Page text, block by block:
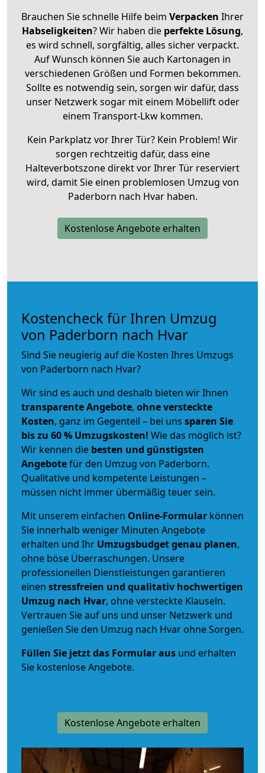
Brauchen Sie schnelle Hilfe beim Verpacken Ihrer
Habseligkeiten? Wir haben die perfekte Lösung,
es wird schnell, sorgfältig, alles sicher verpackt.
Auf Wunsch können Sie auch Kartonagen in
verschiedenen Größen und Formen bekommen.
Sollte es notwendig sein, sorgen wir dafür, dass
unser Netzwerk sogar mit einem Möbellift oder
einem Transport-Lkw kommen.
Kein Parkplatz vor Ihrer Tür? Kein Problem! Wir
sorgen rechtzeitig dafür, dass eine
Halteverbotszone direkt vor Ihrer Tür reserviert
wird, damit Sie einen problemlosen Umzug von
Paderborn nach Hvar haben.
Kostenlose Angebote erhalten
Kostencheck für Ihren Umzug
von Paderborn nach Hvar
Sind Sie neugierig auf die Kosten Ihres Umzugs
von Paderborn nach Hvar?
Wir sind es auch und deshalb bieten wir Ihnen
transparente Angebote, ohne versteckte
Kosten, ganz im Gegenteil – bei uns sparen Sie
bis zu 60 % Umzugskosten! Wie das möglich ist?
Wir kennen die besten und günstigsten
Angebotefür den Umzug von Paderborn.
Qualitative und kompetente Leistungen –
müssen nicht immer übermäßig teuer sein.
Mit unserem einfachen Online-Formular können
Sie innerhalb weniger Minuten Angebote
erhalten und Ihr Umzugsbudgetgenau planen,
ohne böse Überraschungen. Unsere
professionellen Dienstleistungen garantieren
einen stressfreien und qualitativ hochwertigen
Umzug nach Hvar, ohne versteckte Klauseln.
Vertrauen Sie auf uns und unser Netzwerk und
genießen Sie den Umzug nach Hvar ohne Sorgen.
Füllen Sie jetzt das Formular aus und erhalten
Sie kostenlose Angebote.
Kostenlose Angebote erhalten